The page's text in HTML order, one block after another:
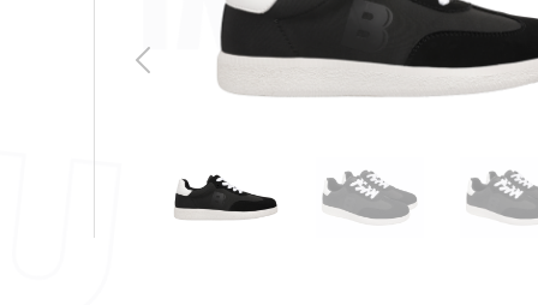
САПОГИ
Сапоги для мальчиков
Сапоги для девочек
Сноубутсы
Сноубутсы